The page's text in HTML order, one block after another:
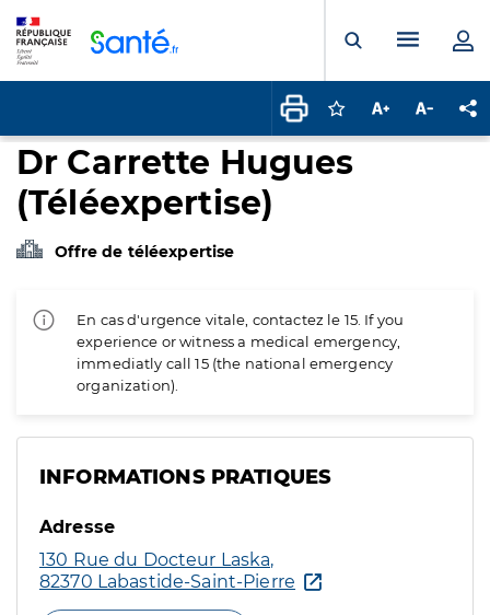
Ouvrir laMenu
Connectez-vous
Augmenter la
Dr Carrette Hugues
(Téléexpertise)
Offre de téléexpertise
En cas d'urgence vitale, contactez le 15. If you
experience or witness a medical emergency,
immediatly call 15 (the national emergency
organization).
INFORMATIONS PRATIQUES
Adresse
130 Rue du Docteur Laska,
82370 Labastide-Saint-Pierre